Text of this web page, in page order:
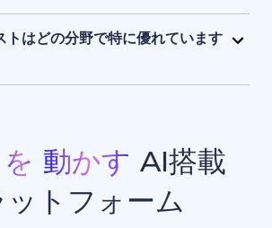
トは、独自開発のAIエンジンに加
Veo 3.1、Kling 3.0 Omni、
V6、Nano Banana Pro、
・画像生成・アニメーション制作・
を実現しています。
トはどの分野で特に優れています
トは、現在利用できる中でもトップ
プレートを備えており、クリエイタ
ナー、マーケターが、スタジオ品質
ナルな動画コンテンツを手軽に制作
価されています。
を 動かす AI搭載
ットフォーム